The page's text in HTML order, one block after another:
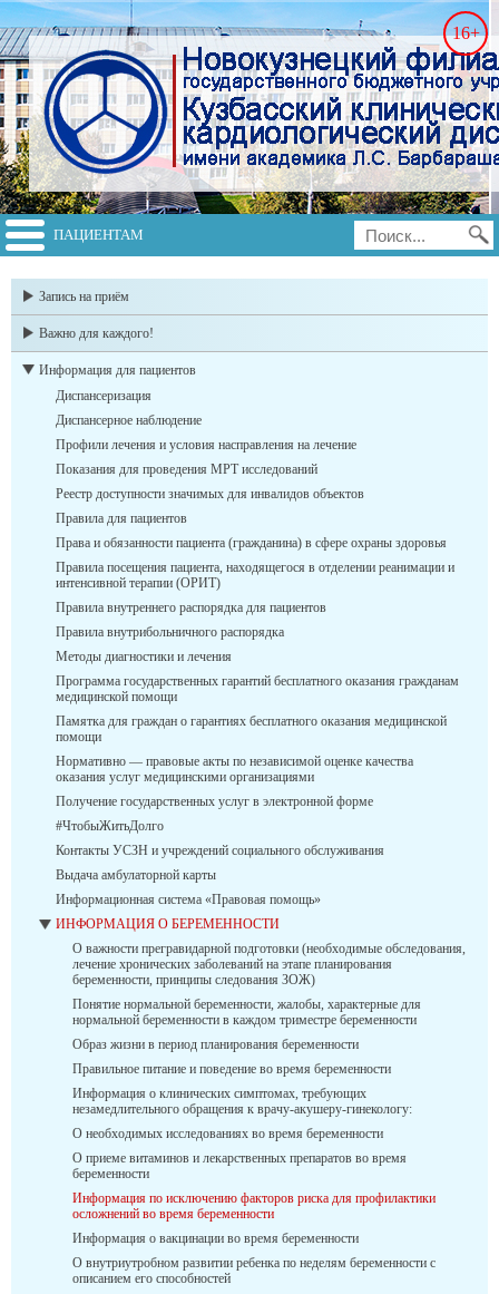
ПАЦИЕНТАМ
Запись на приём
Важно для каждого!
Информация для пациентов
Диспансеризация
Диспансерное наблюдение
Профили лечения и условия насправления на лечение
Показания для проведения МРТ исследований
Реестр доступности значимых для инвалидов объектов
Правила для пациентов
Права и обязанности пациента (гражданина) в сфере охраны здоровья
Правила посещения пациента, находящегося в отделении реанимации и
интенсивной терапии (ОРИТ)
Правила внутреннего распорядка для пациентов
Правила внутрибольничного распорядка
Методы диагностики и лечения
Программа государственных гарантий бесплатного оказания гражданам
медицинской помощи
Памятка для граждан о гарантиях бесплатного оказания медицинской
помощи
Нормативно — правовые акты по независимой оценке качества
оказания услуг медицинскими организациями
Получение государственных услуг в электронной форме
#ЧтобыЖитьДолго
Контакты УСЗН и учреждений социального обслуживания
Выдача амбулаторной карты
Информационная система «Правовая помощь»
ИНФОРМАЦИЯ О БЕРЕМЕННОСТИ
О важности прегравидарной подготовки (необходимые обследования,
лечение хронических заболеваний на этапе планирования
беременности, принципы следования ЗОЖ)
Понятие нормальной беременности, жалобы, характерные для
нормальной беременности в каждом триместре беременности
Образ жизни в период планирования беременности
Правильное питание и поведение во время беременности
Информация о клинических симптомах, требующих
незамедлительного обращения к врачу-акушеру-гинекологу:
О необходимых исследованиях во время беременности
О приеме витаминов и лекарственных препаратов во время
беременности
Информация по исключению факторов риска для профилактики
осложнений во время беременности
Информация о вакцинации во время беременности
О внутриутробном развитии ребенка по неделям беременности с
описанием его способностей
16+